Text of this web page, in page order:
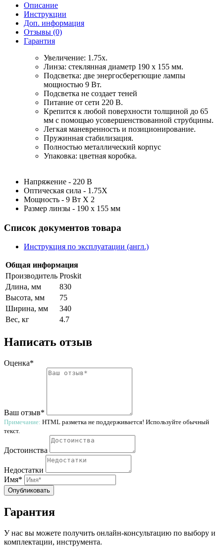
Описание
Инструкции
Доп. информация
Отзывы (0)
Гарантия
Увеличение: 1.75х.
Линза: стеклянная диаметр 190 х 155 мм.
Подсветка: две энергосберегющие лампы
мощностью 9 Вт.
Подсветка не создает теней
Питание от сети 220 В.
Крепится к любой поверхности толщиной до 65
мм с помощью усовершенствованной струбцины.
Легкая маневренность и позиционирование.
Пружинная стабилизация.
Полностью металлический корпус
Упаковка: цветная коробка.
Напряжение - 220 B
Оптическая сила - 1.75X
Мощность - 9 Вт Х 2
Размер линзы - 190 х 155 мм
Список документов товара
Инструкция по эксплуатации (англ.)
Общая информация
Производитель Proskit
Длина, мм
830
Высота, мм
75
Ширина, мм
340
Вес, кг
4.7
Написать отзыв
Оценка*
Ваш отзыв*
Примечание: HTML разметка не поддерживается! Используйте обычный
текст.
Достоинства
Недостатки
Имя*
Опубликовать
Гарантия
У нас вы можете получить онлайн-консультацию по выбору и
комплектации, инструмента.